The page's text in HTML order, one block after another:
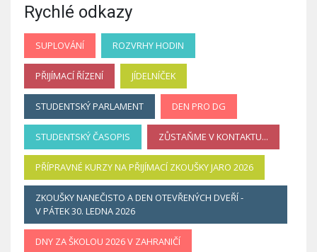
Rychlé odkazy
SUPLOVÁNÍ ROZVRHY HODIN
PŘIJÍMACÍ ŘÍZENÍ JÍDELNÍČEK
STUDENTSKÝ PARLAMENT DEN PRO DG
STUDENTSKÝ ČASOPIS ZŮSTAŇME V KONTAKTU...
PŘÍPRAVNÉ KURZY NA PŘIJÍMACÍ ZKOUŠKY JARO 2026
ZKOUŠKY NANEČISTO A DEN OTEVŘENÝCH DVEŘÍ -
V PÁTEK 30. LEDNA 2026
DNY ZA ŠKOLOU 2026 V ZAHRANIČÍ